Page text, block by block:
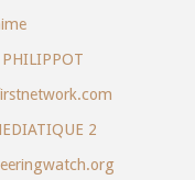
PHILIPPOT
2